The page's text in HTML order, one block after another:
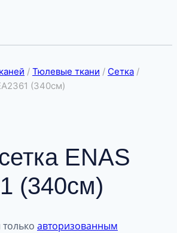
/ Тюлевые ткани / Сетка /
(340см)
ENAS
(340см)
авторизованным